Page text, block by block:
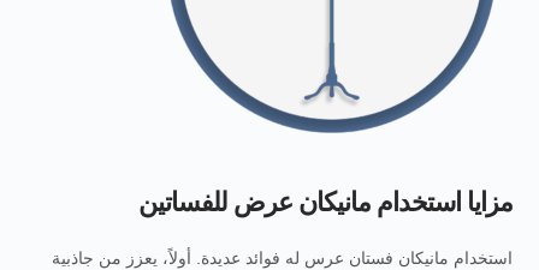
مزايا استخدام مانيكان عرض للفساتين
استخدام مانيكان فستان عرس له فوائد عديدة. أولاً، يعزز من جاذبية